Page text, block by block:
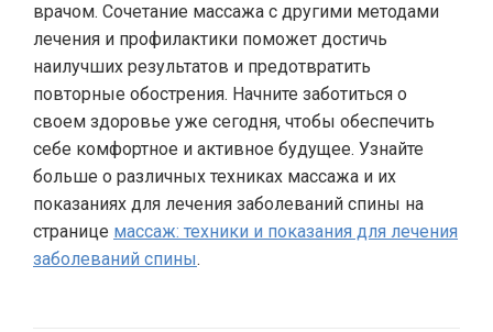
врачом. Сочетание массажа с другими методами
лечения и профилактики поможет достичь
наилучших результатов и предотвратить
повторные обострения. Начните заботиться о
своем здоровье уже сегодня, чтобы обеспечить
себе комфортное и активное будущее. Узнайте
больше о различных техниках массажа и их
показаниях для лечения заболеваний спины на
странице массаж: техники и показания для лечения
заболеваний спины.